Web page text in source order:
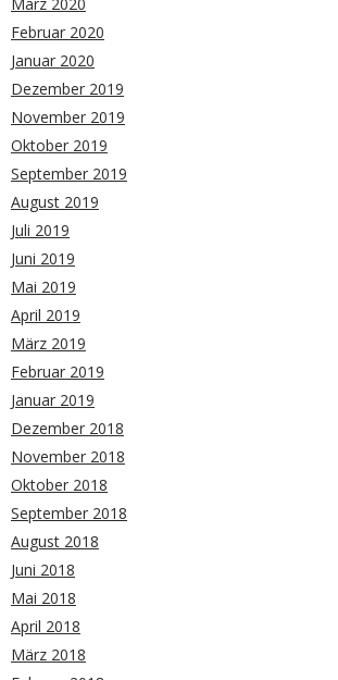
Februar 2020
Januar 2020
Dezember 2019
November 2019
Oktober 2019
September 2019
August 2019
Juli 2019
Juni 2019
Mai 2019
April 2019
März 2019
Februar 2019
Januar 2019
Dezember 2018
November 2018
Oktober 2018
September 2018
August 2018
Juni 2018
Mai 2018
April 2018
März 2018